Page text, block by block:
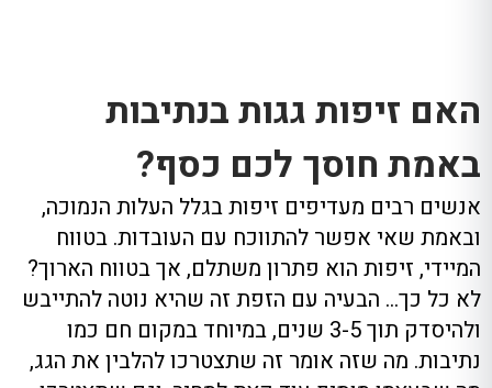
האם זיפות גגות בנתיבות
באמת חוסך לכם כסף?
אנשים רבים מעדיפים זיפות בגלל העלות הנמוכה,
ובאמת שאי אפשר להתווכח עם העובדות. בטווח
המיידי, זיפות הוא פתרון משתלם, אך בטווח הארוך?
לא כל כך… הבעיה עם הזפת זה שהיא נוטה להתייבש
ולהיסדק תוך 3-5 שנים, במיוחד במקום חם כמו
נתיבות. מה שזה אומר זה שתצטרכו להלבין את הגג,